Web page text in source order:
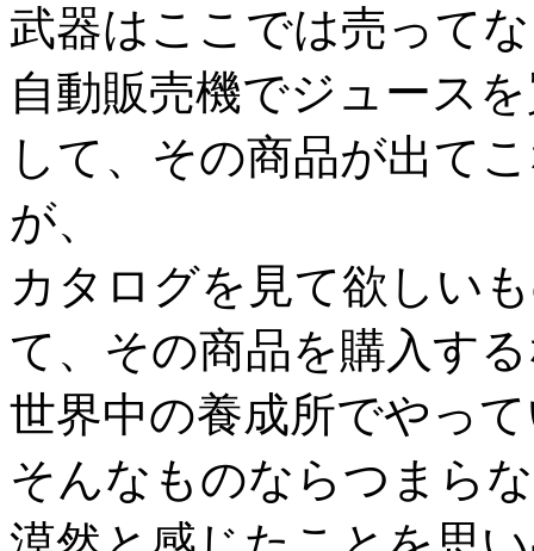
武器はここでは売って
自動販売機でジュース
して、その商品が出て
が、
カタログを見て欲しい
て、その商品を購入す
世界中の養成所でやっ
そんなものならつまら